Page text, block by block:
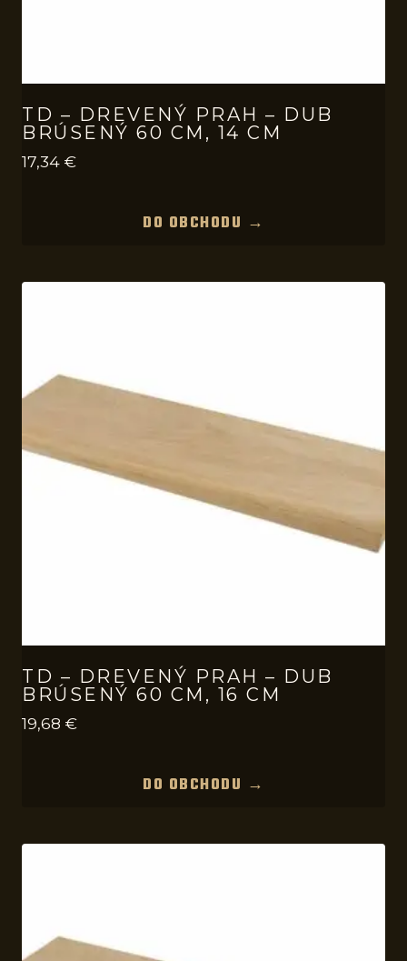
TD – DREVENÝ PRAH – DUB
BRÚSENÝ 60 CM, 14 CM
17,34 €
DO OBCHODU →
TD – DREVENÝ PRAH – DUB
BRÚSENÝ 60 CM, 16 CM
19,68 €
DO OBCHODU →